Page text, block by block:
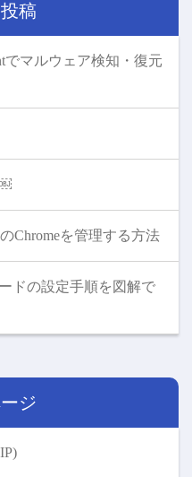
稿
でマルウェア検知・復元
￼
Chromeを管理する方法
ードの設定手順を図解で
ジ